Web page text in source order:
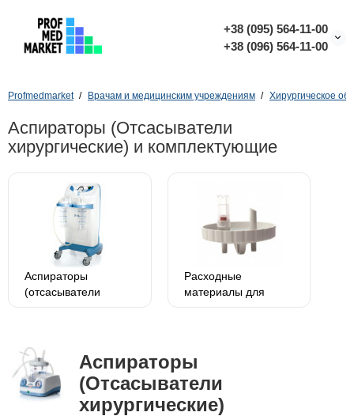
+38 (095) 564-11-00
+38 (096) 564-11-00
Profmedmarket Врачам и медицинским учреждениям Хирургическое
Аспираторы (Отсасыватели
хирургические) и комплектующие
Аспираторы
(отсасыватели
Расходные
материалы для
Аспираторы
(Отсасыватели
хирургические)